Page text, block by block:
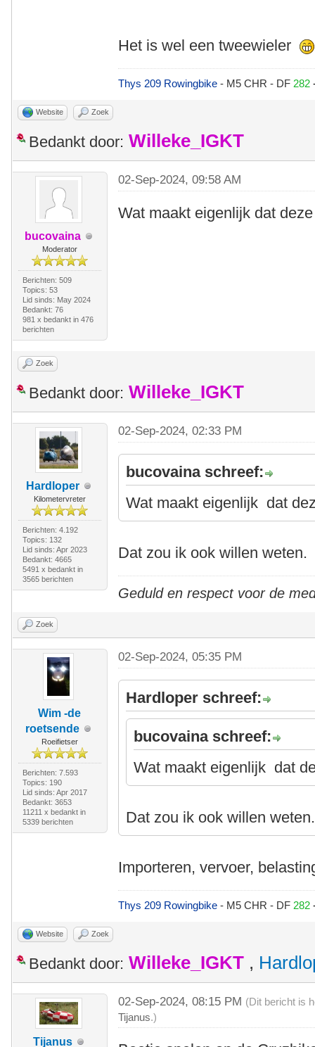
Het is wel een tweewieler
Thys 209 Rowingbike- M5 CHR - DF 282
Website Zoek
Bedankt door: Willeke_IGKT
bucovaina
Moderator
Berichten: 509
Topics: 53
Lid sinds: May 2024
Bedankt: 76
981 x bedankt in 476
berichten
02-Sep-2024, 09:58 AM
Wat maakt eigenlijk dat
Zoek
Bedankt door: Willeke_IGKT
Hardloper
Kilometervreter
Berichten: 4.192
Topics: 132
Lid sinds: Apr 2023
Bedankt: 4665
5491 x bedankt in
3565 berichten
02-Sep-2024, 02:33 PM
bucovaina schreef:
Wat maakt eigenlijk dat
Dat zou ik ook willen weten.
Geduld en respect voor de
Zoek
Wim -de
roetsende
Roeifietser
Berichten: 7.593
Topics: 190
Lid sinds: Apr 2017
Bedankt: 3653
11211 x bedankt in
5339 berichten
02-Sep-2024, 05:35 PM
Hardloper schreef:
bucovaina schreef:
Wat maakt eigenlijk dat
Dat zou ik ook willen weten.
Importeren, vervoer,
Thys 209 Rowingbike- M5 CHR - DF 282
Website Zoek
Bedankt door: Willeke_IGKT ,
Tijanus
02-Sep-2024, 08:15 PM (Dit bericht is
Tijanus.)